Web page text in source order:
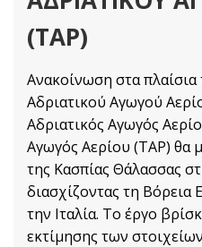
(TAP)
Ανακοίνωση στα πλαίσια
Αδριατικού Αγωγού
Αδριατικός Αγωγός
Αγωγός Αερίου (ΤΑΡ) θα
της Κασπίας Θάλασσας
διασχίζοντας τη Βόρεια
την Ιταλία. Το έργο
εκτίμησης των